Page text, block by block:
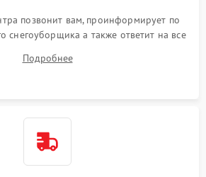
позвонит вам, проинформирует по
снегоуборщика а также ответит на все
Подробнее